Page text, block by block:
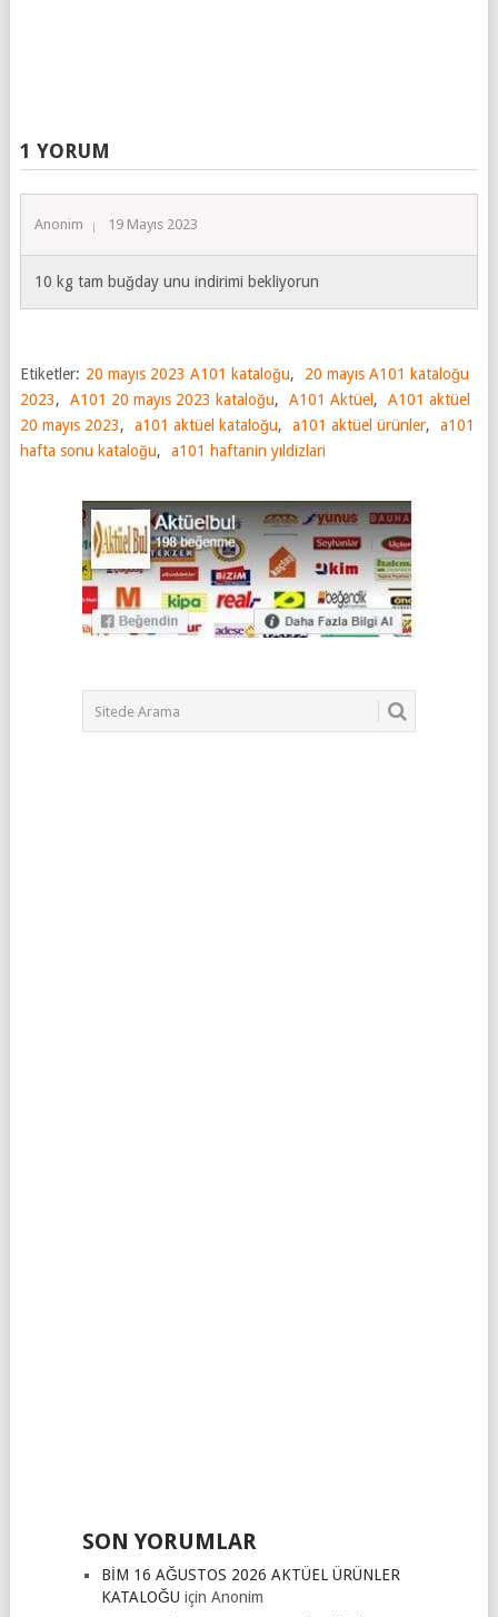
1 YORUM
Anonim 19 Mayıs 2023
10 kg tam buğday unu indirimi bekliyorun
Etiketler: 20 mayıs 2023 A101 kataloğu,
20 mayıs A101 kataloğu
2023, A101 20 mayıs 2023 kataloğu, A101 Aktüel ,
A101 aktüel
20 mayıs 2023, a101 aktüel kataloğu, a101 aktüel ürünler,
a101
hafta sonu kataloğu, a101 haftanin yıldizlari
SON YORUMLAR
BİM 16 AĞUSTOS 2026 AKTÜEL ÜRÜNLER
KATALOĞU için Anonim